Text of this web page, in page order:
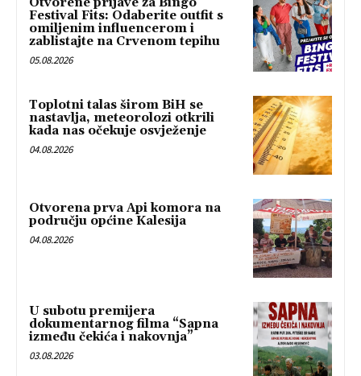
Festival Fits: Odaberite outfit s
omiljenim influencerom i
zablistajte na Crvenom tepihu
05.08.2026
Toplotni talas širom BiH se
nastavlja, meteorolozi otkrili
kada nas očekuje osvježenje
04.08.2026
Otvorena prva Api komora na
području općine Kalesija
04.08.2026
U subotu premijera
dokumentarnog filma “Sapna
između čekića i nakovnja”
03.08.2026